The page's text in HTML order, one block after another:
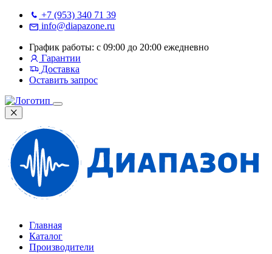
+7 (953) 340 71 39
info@diapazone.ru
График работы: с 09:00 до 20:00 ежедневно
Гарантии
Доставка
Оставить запрос
Главная
Каталог
Производители